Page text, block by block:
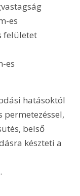
es
felületet
es
hatásoktól
permetezéssel,
belső
készteti a